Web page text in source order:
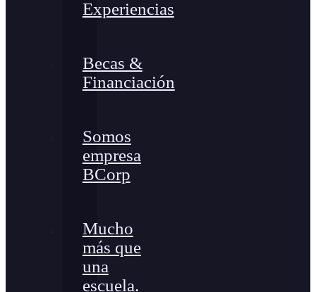
Experiencias
Becas &
Financiación
Somos
empresa
BCorp
Mucho
más que
una
escuela.